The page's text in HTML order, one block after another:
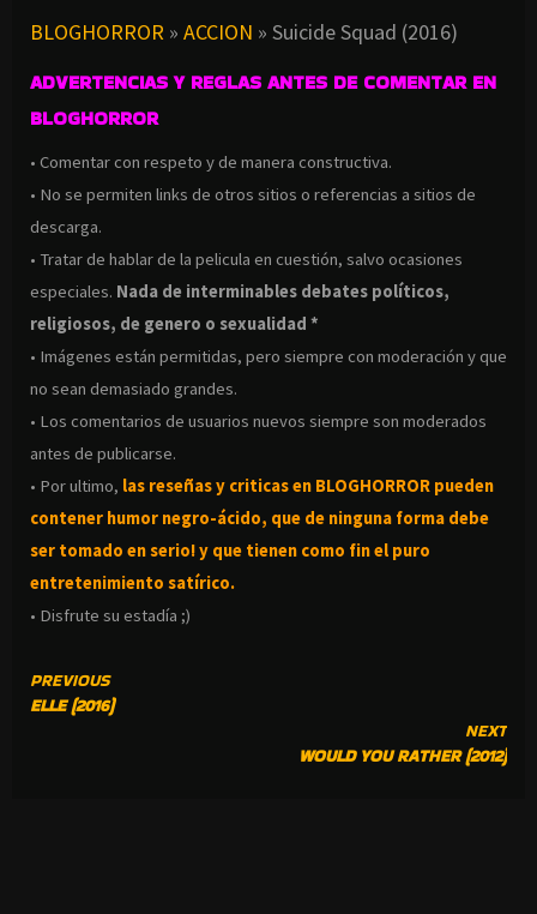
BLOGHORROR » ACCION » Suicide Squad (2016)
ADVERTENCIAS Y REGLAS ANTES DE COMENTAR EN
BLOGHORROR
• Comentar con respeto y de manera constructiva.
• No se permiten links de otros sitios o referencias a sitios de
descarga.
• Tratar de hablar de la pelicula en cuestión, salvo ocasiones
especiales. Nada de interminables debates políticos,
religiosos, de genero o sexualidad *
• Imágenes están permitidas, pero siempre con moderación y que
no sean demasiado grandes.
• Los comentarios de usuarios nuevos siempre son moderados
antes de publicarse.
• Por ultimo, las reseñas y criticas en BLOGHORROR pueden
contener humor negro-ácido, que de ninguna forma debe
ser tomado en serio! y que tienen como fin el puro
entretenimiento satírico.
• Disfrute su estadía ;)
CONTINUE
READING
PREVIOUS
ELLE (2016)
NEXT
WOULD YOU RATHER (2012)